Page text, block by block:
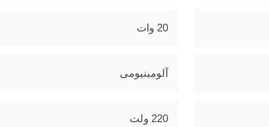
20 وات
آلومینیومی
220 ولت